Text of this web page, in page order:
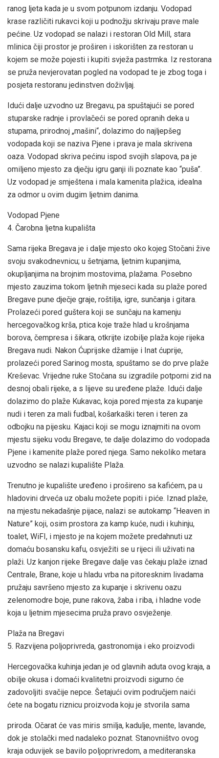
ranog ljeta kada je u svom potpunom izdanju. Vodopad
krase različiti rukavci koji u podnožju skrivaju prave male
pećine. Uz vodopad se nalazi i restoran Old Mill, stara
mlinica čiji prostor je proširen i iskorišten za restoran u
kojem se može pojesti i kupiti svježa pastrmka. Iz restorana
se pruža nevjerovatan pogled na vodopad te je zbog toga i
posjeta restoranu jedinstven doživljaj.
Idući dalje uzvodno uz Bregavu, pa spuštajući se pored
stuparske radnje i provlačeći se pored opranih deka u
stupama, prirodnoj „mašini“, dolazimo do najljepšeg
vodopada koji se naziva Pjene i prava je mala skrivena
oaza. Vodopad skriva pećinu ispod svojih slapova, pa je
omiljeno mjesto za dječju igru ganji ili poznate kao “puša”.
Uz vodopad je smještena i mala kamenita plažica, idealna
za odmor u ovim dugim ljetnim danima.
Vodopad Pjene
4. Čarobna ljetna kupališta
Sama rijeka Bregava je i dalje mjesto oko kojeg Stočani žive
svoju svakodnevnicu; u šetnjama, ljetnim kupanjima,
okupljanjima na brojnim mostovima, plažama. Posebno
mjesto zauzima tokom ljetnih mjeseci kada su plaže pored
Bregave pune dječje graje, roštilja, igre, sunčanja i gitara.
Prolazeći pored guštera koji se sunčaju na kamenju
hercegovačkog krša, ptica koje traže hlad u krošnjama
borova, čempresa i šikara, otkrijte izobilje plaža koje rijeka
Bregava nudi. Nakon Ćuprijske džamije i Inat ćuprije,
prolazeći pored Sarinog mosta, spuštamo se do prve plaže
Kreševac. Vrijedne ruke Stočana su izgradile potporni zid na
desnoj obali rijeke, a s lijeve su uređene plaže. Idući dalje
dolazimo do plaže Kukavac, koja pored mjesta za kupanje
nudi i teren za mali fudbal, košarkaški teren i teren za
odbojku na pijesku. Kajaci koji se mogu iznajmiti na ovom
mjestu sijeku vodu Bregave, te dalje dolazimo do vodopada
Pjene i kamenite plaže pored njega. Samo nekoliko metara
uzvodno se nalazi kupalište Plaža.
Trenutno je kupalište uređeno i prošireno sa kafićem, pa u
hladovini drveća uz obalu možete popiti i piće. Iznad plaže,
na mjestu nekadašnje pijace, nalazi se autokamp “Heaven in
Nature” koji, osim prostora za kamp kuće, nudi i kuhinju,
toalet, WiFI, i mjesto je na kojem možete predahnuti uz
domaću bosansku kafu, osvježiti se u rijeci ili uživati na
plaži. Uz kanjon rijeke Bregave dalje vas čekaju plaže iznad
Centrale, Brane, koje u hladu vrba na pitoresknim livadama
pružaju savršeno mjesto za kupanje i skrivenu oazu
zelenomodre boje, pune rakova, žaba i riba, i hladne vode
koja u ljetnim mjesecima pruža pravo osvježenje.
Plaža na Bregavi
5. Razvijena poljoprivreda, gastronomija i eko proizvodi
Hercegovačka kuhinja jedan je od glavnih aduta ovog kraja, a
obilje okusa i domaći kvalitetni proizvodi sigurno će
zadovoljiti svačije nepce. Šetajući ovim područjem naići
ćete na bogatu riznicu proizvoda koju je stvorila sama
priroda. Očarat će vas miris smilja, kadulje, mente, lavande,
dok je stolački med nadaleko poznat. Stanovništvo ovog
kraja oduvijek se bavilo poljoprivredom, a mediteranska